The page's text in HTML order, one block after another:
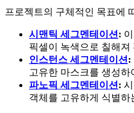
프로젝트의 구체적인 목표에
시맨틱 세그멘테이션 :
픽셀이 녹색으로 칠해
인스턴스 세그멘테이션 :
고유한 마스크를 생성
파노픽 세그멘테이션 :
객체를 고유하게 식별